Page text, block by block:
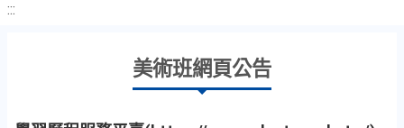
:::
美術班網頁公告